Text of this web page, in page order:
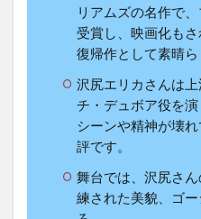
リアムズの名作で
受賞し、映画化も
復帰作として素晴ら
沢尻エリカさんは
チ・デュボア役を
シーンや精神が壊
評です。
舞台では、沢尻さ
練された美貌、ゴ